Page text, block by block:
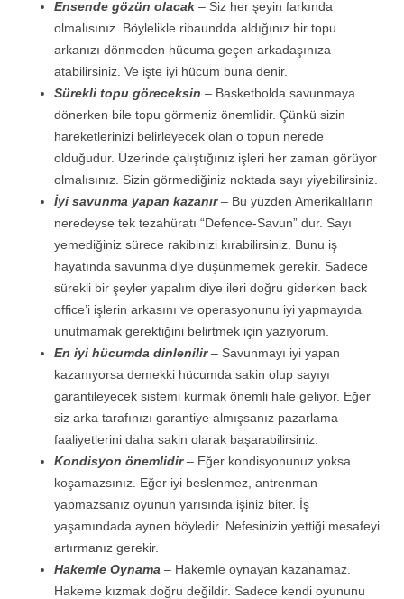
Ensende gözün olacak – Siz her şeyin farkında
olmalısınız. Böylelikle ribaundda aldığınız bir topu
arkanızı dönmeden hücuma geçen arkadaşınıza
atabilirsiniz. Ve işte iyi hücum buna denir.
Sürekli topu göreceksin – Basketbolda savunmaya
dönerken bile topu görmeniz önemlidir. Çünkü sizin
hareketlerinizi belirleyecek olan o topun nerede
olduğudur. Üzerinde çalıştığınız işleri her zaman görüyor
olmalısınız. Sizin görmediğiniz noktada sayı yiyebilirsiniz.
İyi savunma yapan kazanır– Bu yüzden Amerikalıların
neredeyse tek tezahüratı “Defence-Savun” dur. Sayı
yemediğiniz sürece rakibinizi kırabilirsiniz. Bunu iş
hayatında savunma diye düşünmemek gerekir. Sadece
sürekli bir şeyler yapalım diye ileri doğru giderken back
office’i işlerin arkasını ve operasyonunu iyi yapmayıda
unutmamak gerektiğini belirtmek için yazıyorum.
En iyi hücumda dinlenilir– Savunmayı iyi yapan
kazanıyorsa demekki hücumda sakin olup sayıyı
garantileyecek sistemi kurmak önemli hale geliyor. Eğer
siz arka tarafınızı garantiye almışsanız pazarlama
faaliyetlerini daha sakin olarak başarabilirsiniz.
Kondisyon önemlidir– Eğer kondisyonunuz yoksa
koşamazsınız. Eğer iyi beslenmez, antrenman
yapmazsanız oyunun yarısında işiniz biter. İş
yaşamındada aynen böyledir. Nefesinizin yettiği mesafeyi
artırmanız gerekir.
Hakemle Oynama – Hakemle oynayan kazanamaz.
Hakeme kızmak doğru değildir. Sadece kendi oyununu